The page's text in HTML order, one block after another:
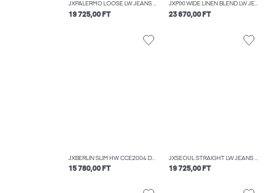
JXPALERMO LOOSE LW JEANS R230 DNM LN
19 725,00 FT
JXPIXI WIDE LINEN BLEND LW JEANS DNM
23 670,00 FT
JXBERLIN SLIM HW CCE2004 DNM NOOS
15 780,00 FT
JXSEOUL STRAIGHT LW JEANS R3058 DNM NOOS
19 725,00 FT